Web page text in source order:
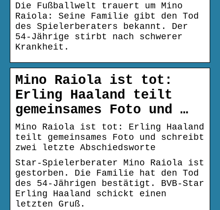
Die Fußballwelt trauert um Mino
Raiola: Seine Familie gibt den Tod
des Spielerberaters bekannt. Der
54-Jährige stirbt nach schwerer
Krankheit.
Mino Raiola ist tot:
Erling Haaland teilt
gemeinsames Foto und …
Mino Raiola ist tot: Erling Haaland
teilt gemeinsames Foto und schreibt
zwei letzte Abschiedsworte
Star-Spielerberater Mino Raiola ist
gestorben. Die Familie hat den Tod
des 54-Jährigen bestätigt. BVB-Star
Erling Haaland schickt einen
letzten Gruß.